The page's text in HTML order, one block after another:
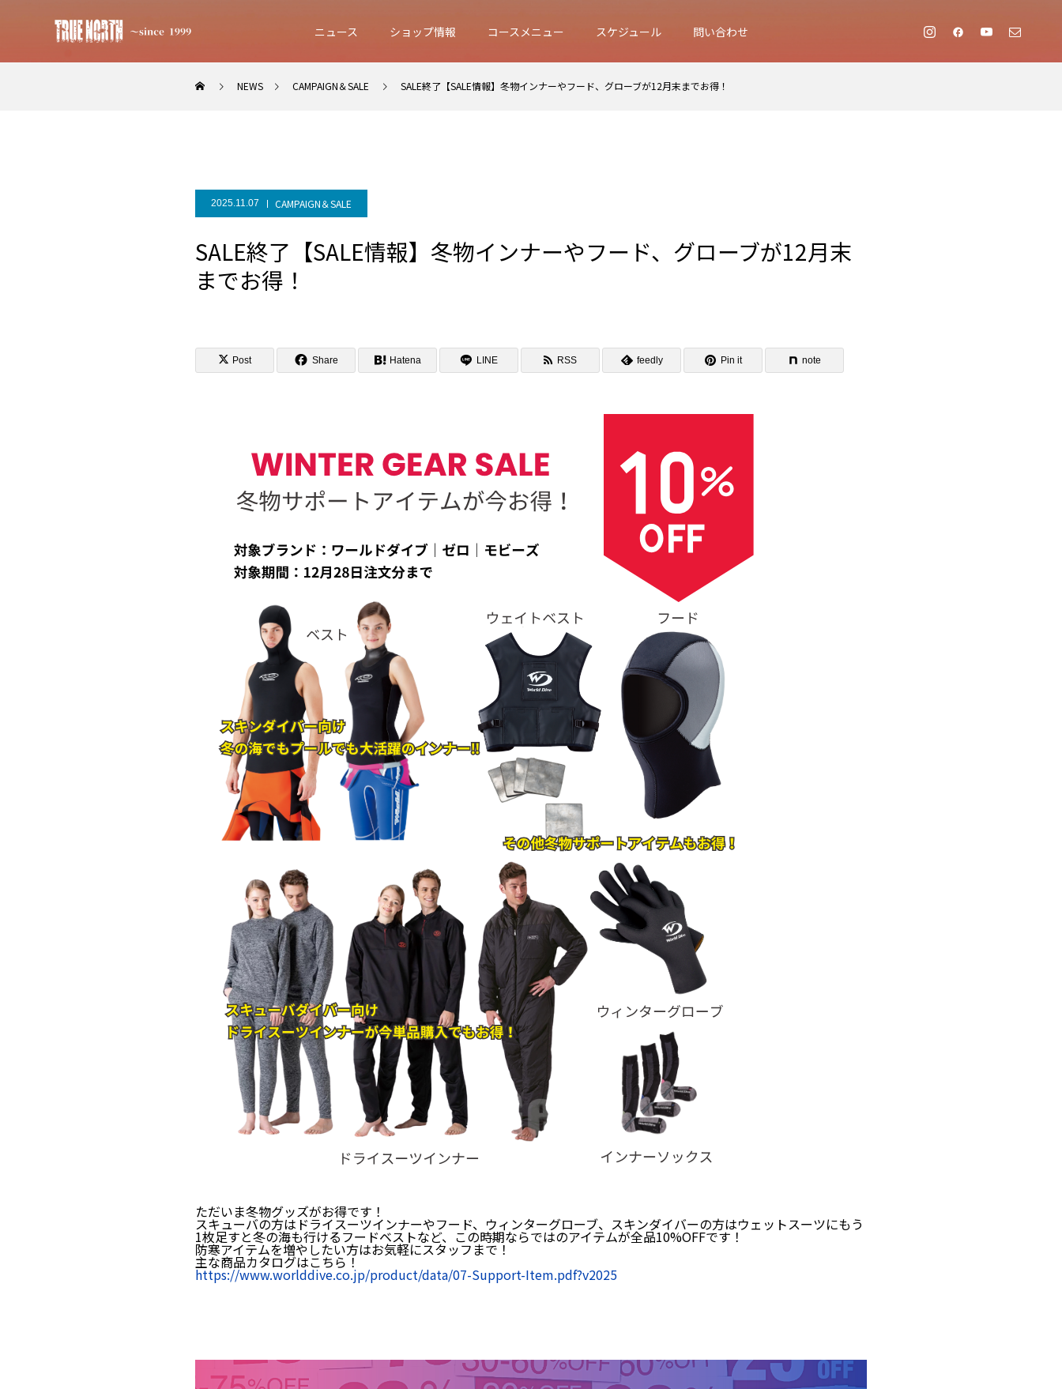
ニュース ショップ情報 コースメニュー スケジュール 問い合わせ
NEWS CAMPAIGN＆SALE SALE終了【SALE情報】冬物インナーやフード、グローブが12月末までお得！
2025.11.07 CAMPAIGN＆SALE
SALE終了【SALE情報】冬物インナーやフード、グローブが12月末
までお得！
Post Share Hatena LINE RSS feedly Pin it note
ただいま冬物グッズがお得です！
スキューバの方はドライスーツインナーやフード、ウィンターグローブ、スキンダイバーの方はウェットスーツにもう
1枚足すと冬の海も行けるフードベストなど、この時期ならではのアイテムが全品10%OFFです！
防寒アイテムを増やしたい方はお気軽にスタッフまで！
主な商品カタログはこちら！
https://www.worlddive.co.jp/product/data/07-Support-Item.pdf?v2025